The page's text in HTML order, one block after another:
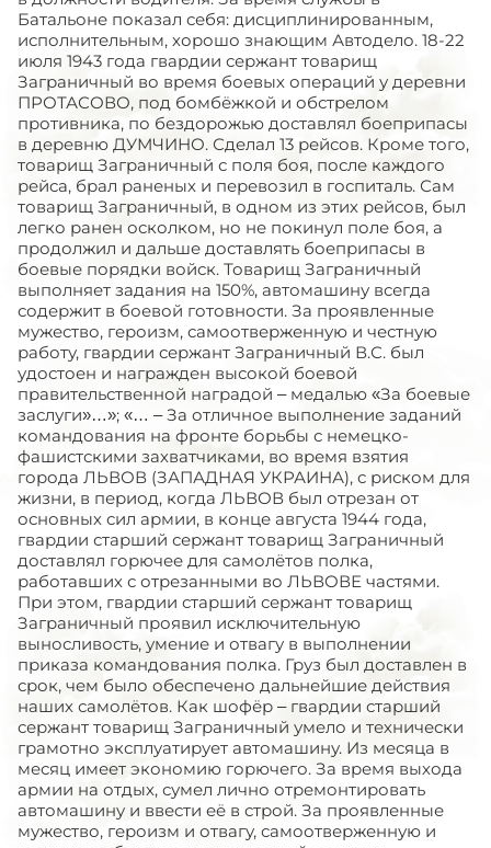
Батальоне показал себя: дисциплинированным,
исполнительным, хорошо знающим Автодело. 18-22
июля 1943 года гвардии сержант товарищ
Заграничный во время боевых операций у деревни
ПРОТАСОВО, под бомбёжкой и обстрелом
противника, по бездорожью доставлял боеприпасы
в деревню ДУМЧИНО. Сделал 13 рейсов. Кроме того,
товарищ Заграничный с поля боя, после каждого
рейса, брал раненых и перевозил в госпиталь. Сам
товарищ Заграничный, в одном из этих рейсов, был
легко ранен осколком, но не покинул поле боя, а
продолжил и дальше доставлять боеприпасы в
боевые порядки войск. Товарищ Заграничный
выполняет задания на 150%, автомашину всегда
содержит в боевой готовности. За проявленные
мужество, героизм, самоотверженную и честную
работу, гвардии сержант Заграничный В.С. был
удостоен и награжден высокой боевой
правительственной наградой – медалью «За боевые
заслуги»…»; «… – За отличное выполнение заданий
командования на фронте борьбы с немецко-
фашистскими захватчиками, во время взятия
города ЛЬВОВ (ЗАПАДНАЯ УКРАИНА), с риском для
жизни, в период, когда ЛЬВОВ был отрезан от
основных сил армии, в конце августа 1944 года,
гвардии старший сержант товарищ Заграничный
доставлял горючее для самолётов полка,
работавших с отрезанными во ЛЬВОВЕ частями.
При этом, гвардии старший сержант товарищ
Заграничный проявил исключительную
выносливость, умение и отвагу в выполнении
приказа командования полка. Груз был доставлен в
срок, чем было обеспечено дальнейшие действия
наших самолётов. Как шофёр – гвардии старший
сержант товарищ Заграничный умело и технически
грамотно эксплуатирует автомашину. Из месяца в
месяц имеет экономию горючего. За время выхода
армии на отдых, сумел лично отремонтировать
автомашину и ввести её в строй. За проявленные
мужество, героизм и отвагу, самоотверженную и